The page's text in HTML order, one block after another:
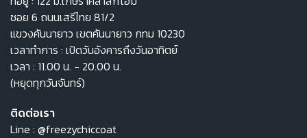
ซอย 6 ถนนเสรีไทย 81/2
แขวงคันนายาว เขตคันนายาว กทม 10230
เวลาทำการ : เปิดวันอังคารถึงวันอาทิตย์
เวลา : 11.00 น. - 20.00 น.
(หยุดทุกวันจันทร์)
ติดต่อเรา
Line : @freezychiccoat